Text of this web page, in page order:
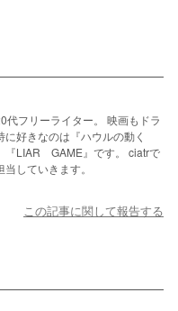
代フリーライター。 映画もドラ
好きなのは『ハウルの動く
『LIAR GAME』です。 ciatrで
していきます。
この記事に関して報告する